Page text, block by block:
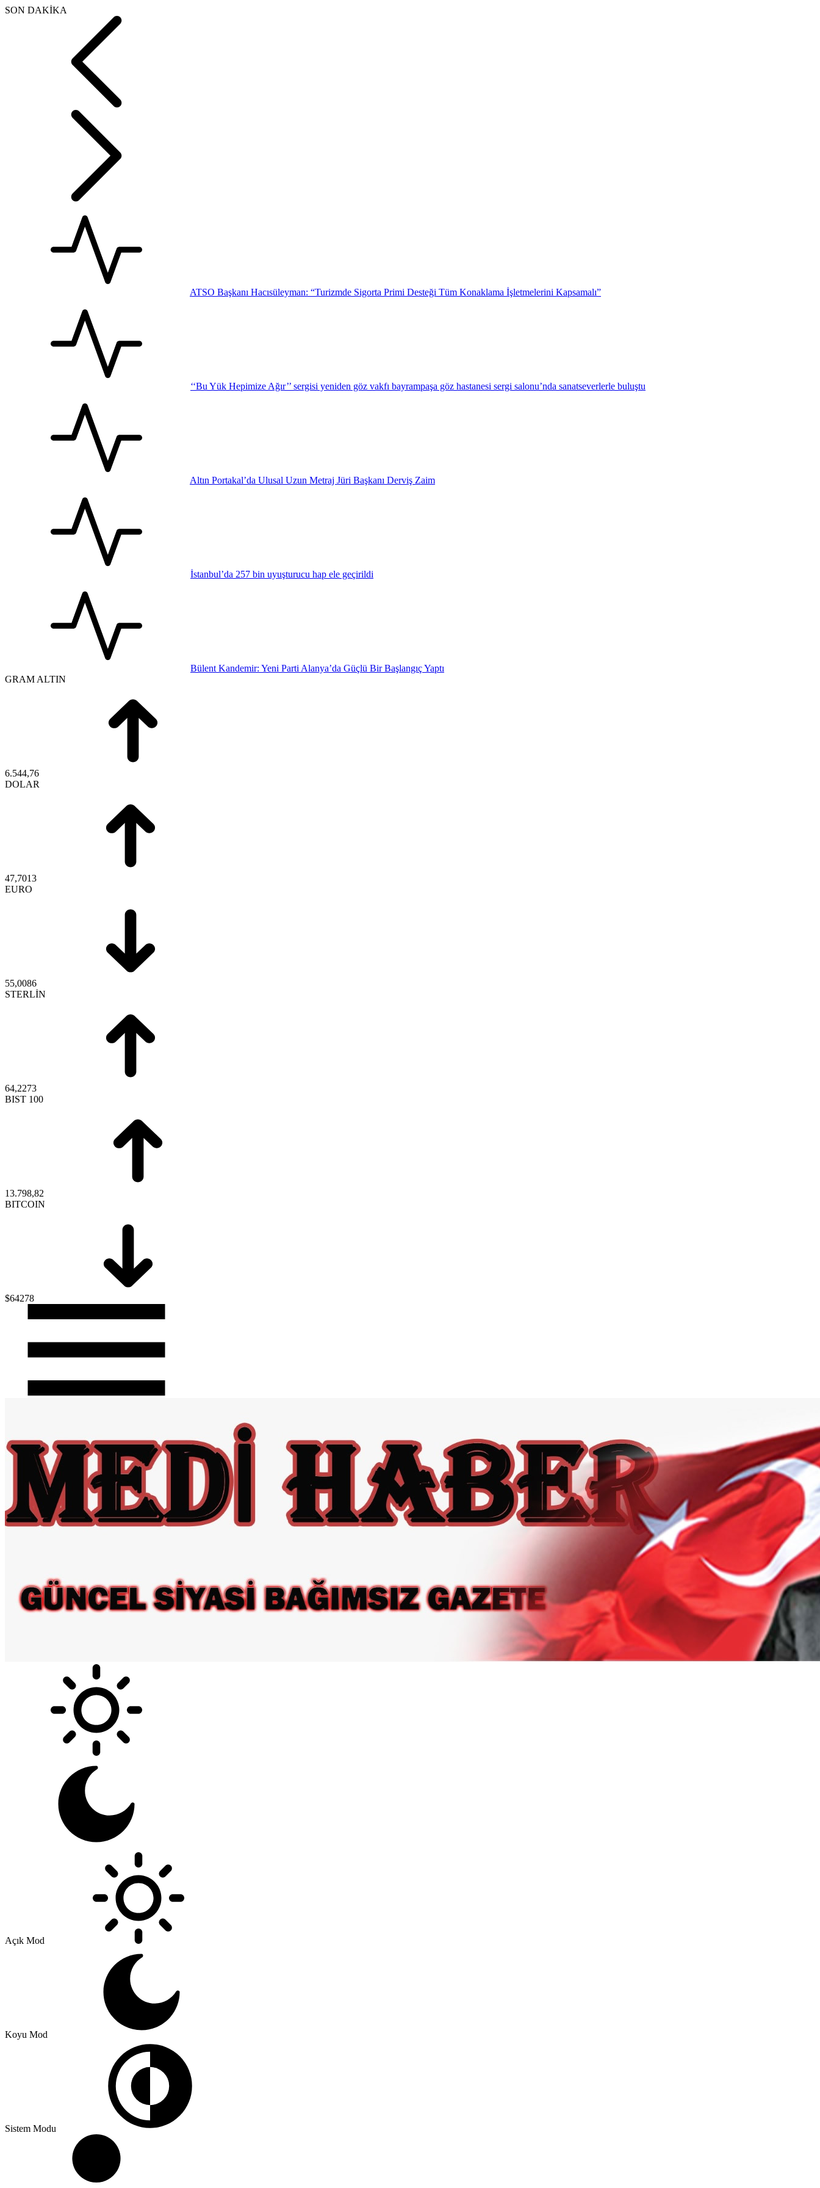
SON DAKİKA
ATSO Başkanı Hacısüleyman: “Turizmde Sigorta Primi Desteği Tüm Konaklama İşletmelerini Kapsamalı”
‘‘Bu Yük Hepimize Ağır’’ sergisi yeniden göz vakfı bayrampaşa göz hastanesi sergi salonu’nda sanatseverlerle buluştu
Altın Portakal’da Ulusal Uzun Metraj Jüri Başkanı Derviş Zaim
İstanbul’da 257 bin uyuşturucu hap ele geçirildi
Bülent Kandemir: Yeni Parti Alanya’da Güçlü Bir Başlangıç Yaptı
GRAM ALTIN
6.544,76
DOLAR
47,7013
EURO
55,0086
STERLİN
64,2273
BIST 100
13.798,82
BITCOIN
$64278
Açık Mod
Koyu Mod
Sistem Modu